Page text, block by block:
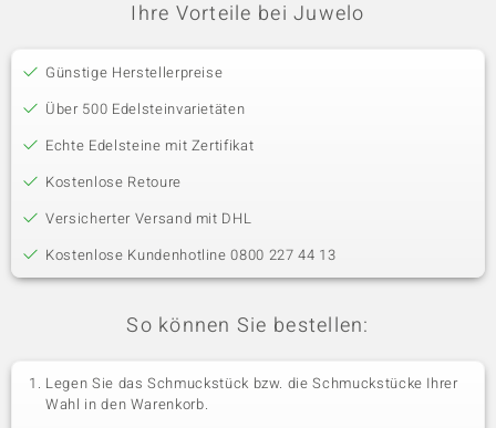
Ihre Vorteile bei Juwelo
Günstige Herstellerpreise
Über 500 Edelsteinvarietäten
Echte Edelsteine mit Zertifikat
Kostenlose Retoure
Versicherter Versand mit DHL
Kostenlose Kundenhotline 0800 227 44 13
So können Sie bestellen:
Legen Sie das Schmuckstück bzw. die Schmuckstücke Ihrer
Wahl in den Warenkorb.